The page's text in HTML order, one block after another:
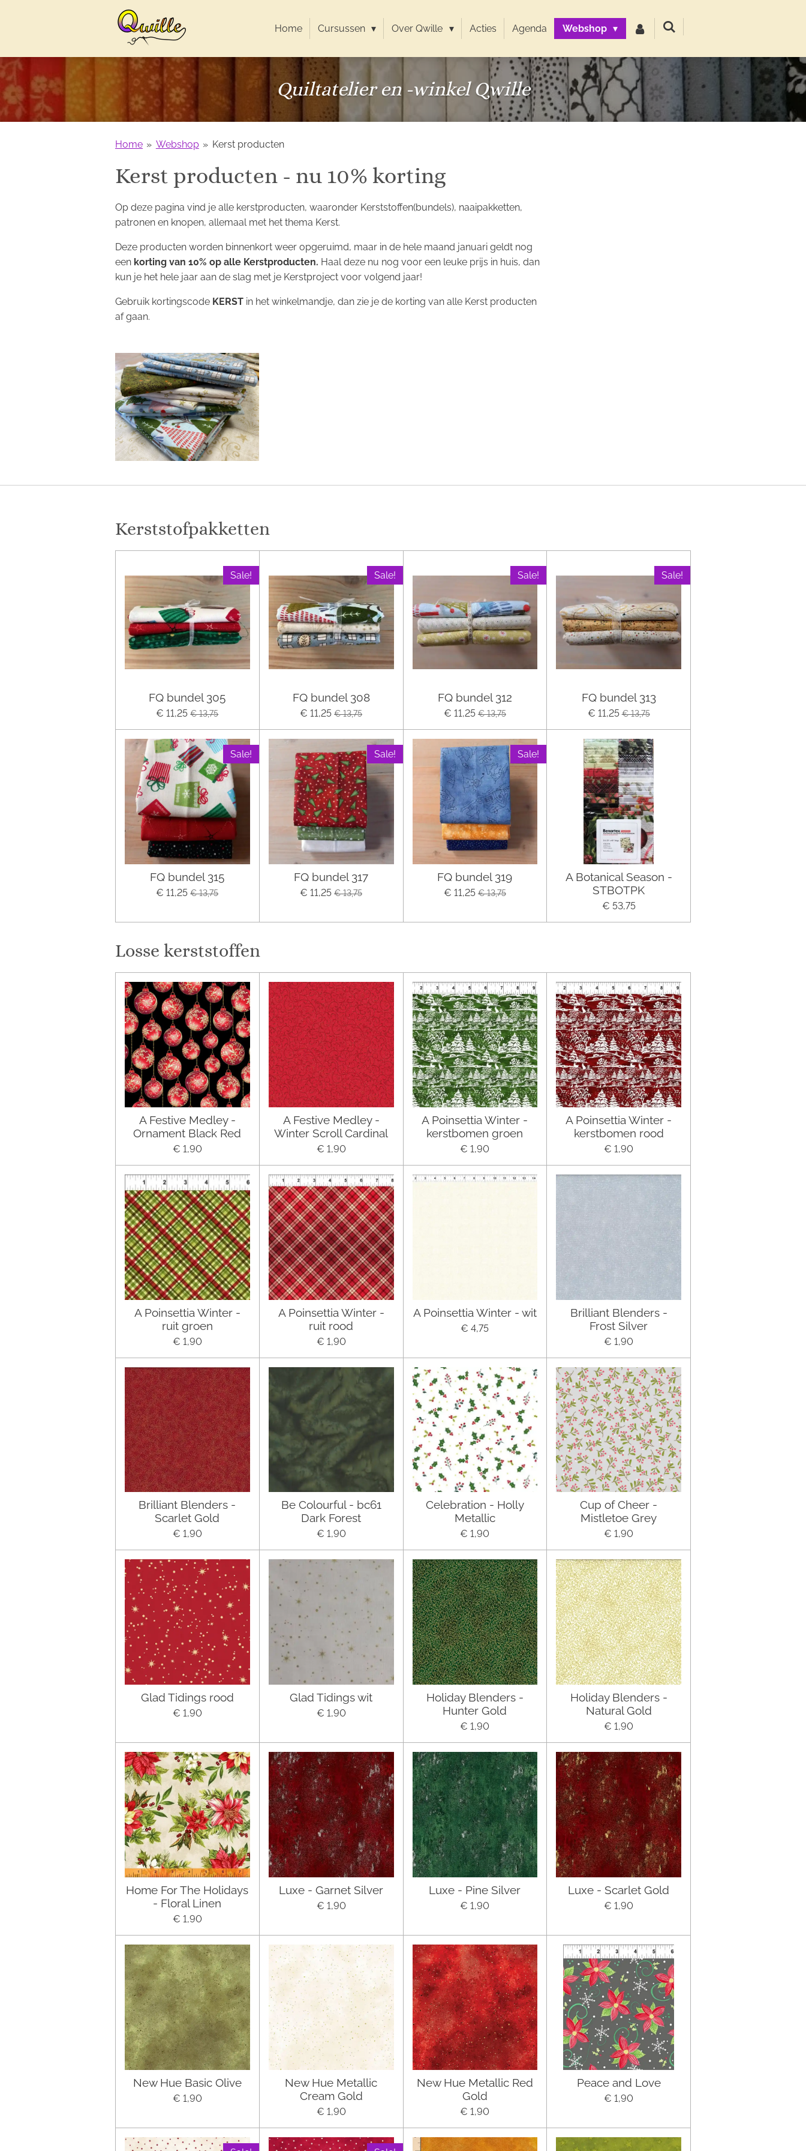
de
hoofdinhoud
Home Cursussen Over Qwille Acties Agenda Webshop
Quiltatelier en -winkel Qwille
Home » Webshop » Kerst producten
Kerst producten - nu 10% korting
Op deze pagina vind je alle kerstproducten, waaronder Kerststoffen(bundels), naaipakketten,
patronen en knopen, allemaal met het thema Kerst.
Deze producten worden binnenkort weer opgeruimd, maar in de hele maand januari geldt nog
een korting van 10% op alle Kerstproducten. Haal deze nu nog voor een leuke prijs in huis, dan
kun je het hele jaar aan de slag met je Kerstproject voor volgend jaar!
Gebruik kortingscode KERST in het winkelmandje, dan zie je de korting van alle Kerst producten
af gaan.
Kerststofpakketten
Sale!
FQ bundel 305
€ 11,25 € 13,75
Sale!
FQ bundel 308
€ 11,25 € 13,75
Sale!
FQ bundel 312
€ 11,25 € 13,75
Sale!
FQ bundel 313
€ 11,25 € 13,75
Sale!
FQ bundel 315
€ 11,25 € 13,75
Sale!
FQ bundel 317
€ 11,25 € 13,75
Sale!
FQ bundel 319
€ 11,25 € 13,75
A Botanical Season -
STBOTPK
€ 53,75
Losse kerststoffen
A Festive Medley -
Ornament Black Red
€ 1,90
A Festive Medley -
Winter Scroll Cardinal
€ 1,90
A Poinsettia Winter -
kerstbomen groen
€ 1,90
A Poinsettia Winter -
kerstbomen rood
€ 1,90
A Poinsettia Winter -
ruit groen
€ 1,90
A Poinsettia Winter -
ruit rood
€ 1,90
A Poinsettia Winter - wit
€ 4,75
Brilliant Blenders -
Frost Silver
€ 1,90
Brilliant Blenders -
Scarlet Gold
€ 1,90
Be Colourful - bc61
Dark Forest
€ 1,90
Celebration - Holly
Metallic
€ 1,90
Cup of Cheer -
Mistletoe Grey
€ 1,90
Glad Tidings rood
€ 1,90
Glad Tidings wit
€ 1,90
Holiday Blenders -
Hunter Gold
€ 1,90
Holiday Blenders -
Natural Gold
€ 1,90
Home For The Holidays
- Floral Linen
€ 1,90
Luxe - Garnet Silver
€ 1,90
Luxe - Pine Silver
€ 1,90
Luxe - Scarlet Gold
€ 1,90
New Hue Basic Olive
€ 1,90
New Hue Metallic
Cream Gold
€ 1,90
New Hue Metallic Red
Gold
€ 1,90
Peace and Love
€ 1,90